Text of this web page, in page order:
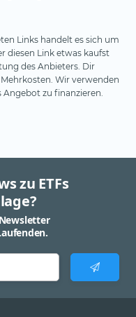
Links handelt es sich um
diesen Link etwas kaufst
des Anbieters. Dir
Wir verwenden
zu finanzieren.
zu ETFs